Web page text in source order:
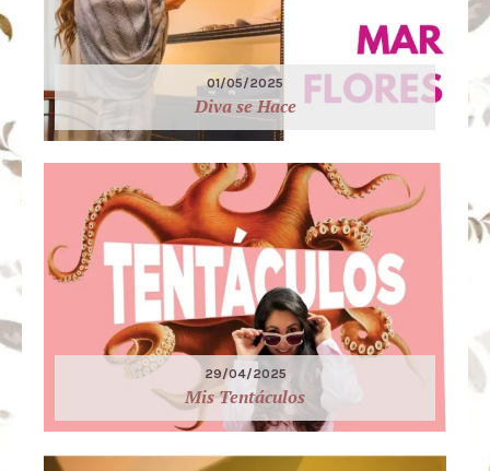
01/05/2025
Diva se Hace
29/04/2025
Mis Tentáculos